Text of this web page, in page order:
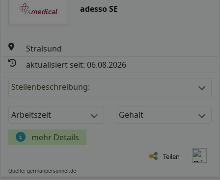
adesso SE
Stralsund
aktualisiert seit: 06.08.2026
Stellenbeschreibung:
Arbeitszeit Gehalt
mehr Details
Teilen
Quelle: germanpersonnel.de